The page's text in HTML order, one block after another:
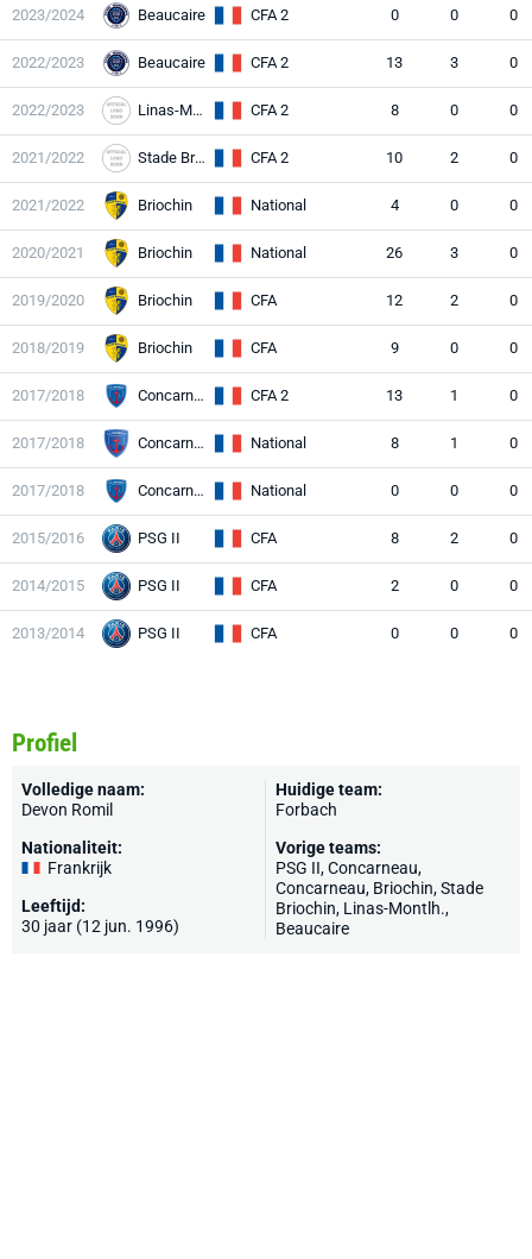
2023/2024 Beaucaire CFA 2 0 0 0
2022/2023 Beaucaire CFA 2 13 3 0
2022/2023 Linas-Montlh. CFA 2 8 0 0
2021/2022 Stade Briochin CFA 2 10 2 0
2021/2022 Briochin National 4 0 0
2020/2021 Briochin National 26 3 0
2019/2020 Briochin CFA 12 2 0
2018/2019 Briochin CFA 9 0 0
2017/2018 Concarneau CFA 2 13 1 0
2017/2018 Concarneau National 8 1 0
2017/2018 Concarneau National 0 0 0
2015/2016 PSG II CFA 8 2 0
2014/2015 PSG II CFA 2 0 0
2013/2014 PSG II CFA 0 0 0
Profiel
Volledige naam:
Devon Romil
Nationaliteit:
Frankrijk
Leeftijd:
30 jaar (12 jun. 1996)
Huidige team:
Forbach
Vorige teams:
PSG II, Concarneau,
Concarneau, Briochin, Stade
Briochin, Linas-Montlh.,
Beaucaire